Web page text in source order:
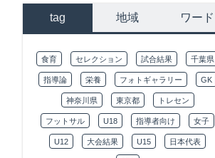
tag 地域 ワード
食育 セレクション 試合結果 千葉県
指導論 栄養 フォトギャラリー GK
神奈川県 東京都 トレセン
フットサル U18 指導者向け 女子
U12 大会結果 U15 日本代表